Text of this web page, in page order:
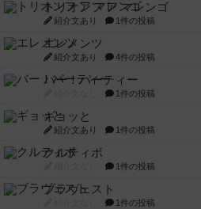
トリオンフ ア マレンゴ
紹介文あり 1件の投稿
エレメンツ
紹介文あり 4件の投稿
バー！パーティー
1件の投稿
ギョッと
紹介文あり 1件の投稿
クルティボ
1件の投稿
ブラヴェスト
1件の投稿